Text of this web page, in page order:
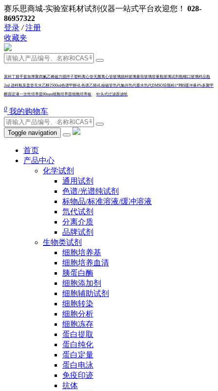
赛乐思商城-实验室耗材试剂仪器一站式平台欢迎您！ 028-
86957322
登录 / 注册
收藏夹
英科丁腈手套加厚聚四氟乙烯磁力搅拌子塑料离心管无菌离心管玻璃烧杯玻璃量筒玻璃容量瓶玻璃试剂瓶螺口玻璃样品瓶
2ml 进样瓶及盖垫无水乙醇2500ml色谱甲醇4L色谱乙腈4L核磁管氘代氯仿氘代重水氘代DMSO琼脂粉1*PBS缓冲液4%多聚甲
醛固定液一次性培养皿90mm细胞培养皿 细胞培养板 针头式过滤器滤纸
0 我的购物车
Toggle navigation
首页
产品中心
化学试剂
通用试剂
色谱/光谱纯试剂
标物品/标准溶液/缓冲溶液
氘代试剂
分离介质
品牌试剂
生物类试剂
细胞培养基
细胞培养血清
胰蛋白酶
细胞添加剂
细胞辅助试剂
细胞转染
细胞分析
细胞冻存
蛋白提取
蛋白纯化
蛋白定量
蛋白电泳
免疫印迹
抗体